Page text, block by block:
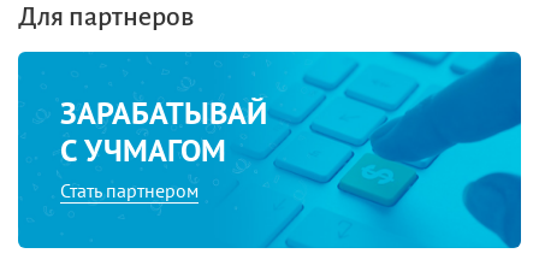
Для партнеров
ЗАРАБАТЫВАЙ
С УЧМАГОМ
Стать партнером